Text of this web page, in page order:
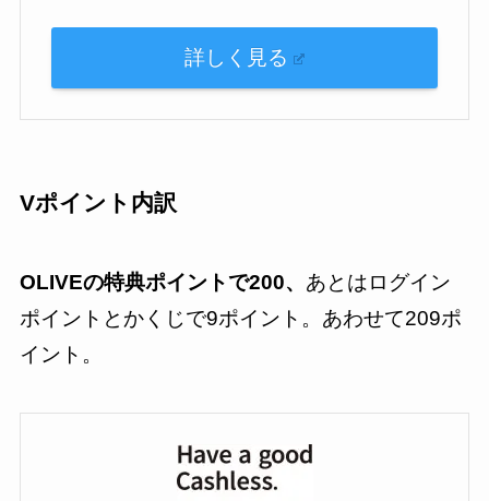
詳しく見る
Vポイント内訳
OLIVEの特典ポイントで200、 あとはログイン
ポイントとかくじで9ポイント。あわせて209ポ
イント。